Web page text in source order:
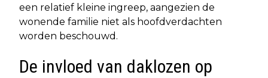
een relatief kleine ingreep, aangezien de
wonende familie niet als hoofdverdachten
worden beschouwd.
De invloed van daklozen op